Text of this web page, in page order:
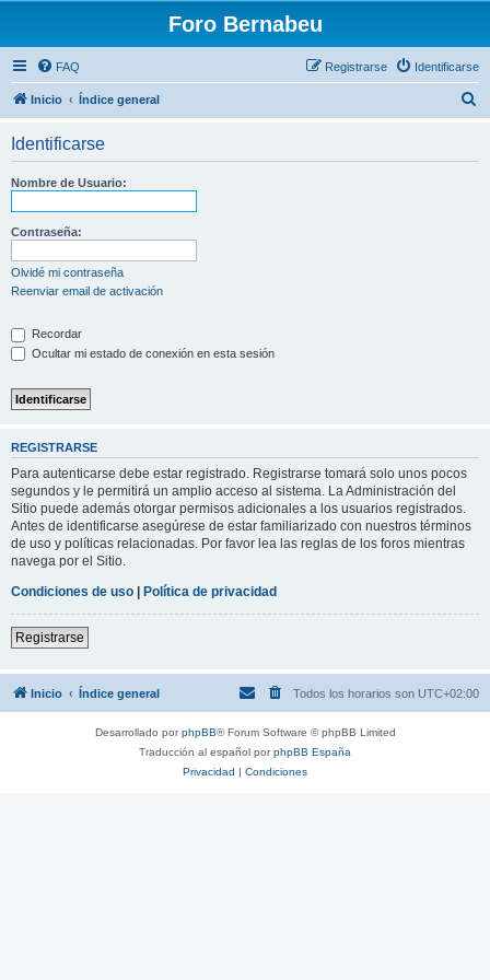
Foro Bernabeu
FAQ Identificarse
Registrarse
Inicio Índice general
Identificarse
Nombre de Usuario:
Contraseña:
Olvidé mi contraseña
Reenviar email de activación
Recordar
Ocultar mi estado de conexión en esta sesión
REGISTRARSE
Para autenticarse debe estar registrado. Registrarse tomará solo unos pocos
segundos y le permitirá un amplio acceso al sistema. La Administración del
Sitio puede además otorgar permisos adicionales a los usuarios registrados.
Antes de identificarse asegúrese de estar familiarizado con nuestros términos
de uso y políticas relacionadas. Por favor lea las reglas de los foros mientras
navega por el Sitio.
Condiciones de uso | Política de privacidad
Registrarse
Inicio Índice general Todos los horarios son UTC+02:00
Desarrollado porphpBB® Forum Software © phpBB Limited
Traducción al español porphpBB España
Privacidad | Condiciones